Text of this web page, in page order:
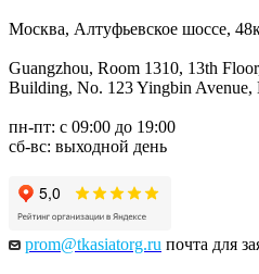
Москва, Алтуфьевское шоссе,
Guangzhou, Room 1310, 13th
Building, No. 123 Yingbin Avenue,
пн-пт: с 09:00 до 19:00
сб-вс: выходной день
prom@tkasiatorg.ru почта для